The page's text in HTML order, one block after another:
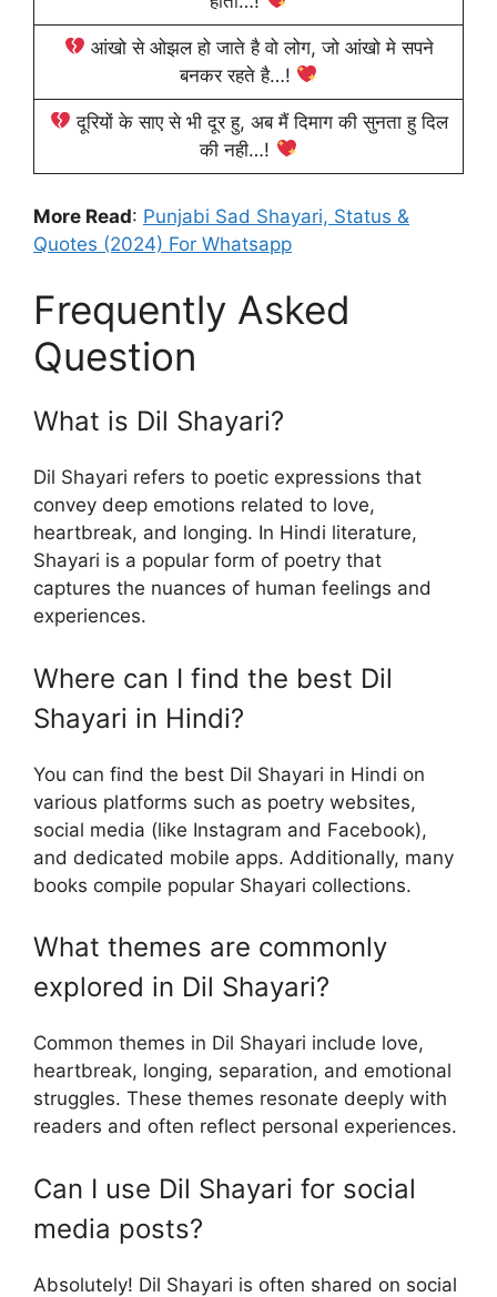
आंखो से ओझल हो जाते है वो लोग, जो आंखो मे सपने
बनकर रहते है…!
दूरियों के साए से भी दूर हु, अब मैं दिमाग की सुनता हु दिल
की नही…!
More Read: Punjabi Sad Shayari, Status &
Quotes (2024) For Whatsapp
Frequently Asked
Question
What is Dil Shayari?
Dil Shayari refers to poetic expressions that
convey deep emotions related to love,
heartbreak, and longing. In Hindi literature,
Shayari is a popular form of poetry that
captures the nuances of human feelings and
experiences.
Where can I find the best Dil
Shayari in Hindi?
You can find the best Dil Shayari in Hindi on
various platforms such as poetry websites,
social media (like Instagram and Facebook),
and dedicated mobile apps. Additionally, many
books compile popular Shayari collections.
What themes are commonly
explored in Dil Shayari?
Common themes in Dil Shayari include love,
heartbreak, longing, separation, and emotional
struggles. These themes resonate deeply with
readers and often reflect personal experiences.
Can I use Dil Shayari for social
media posts?
Absolutely! Dil Shayari is often shared on social